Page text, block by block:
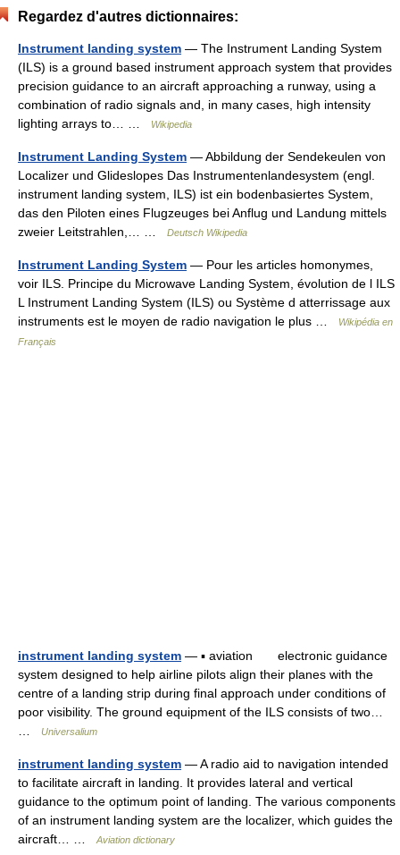
Regardez d'autres dictionnaires:
Instrument landing system — The Instrument Landing System
(ILS) is a ground based instrument approach system that provides
precision guidance to an aircraft approaching a runway, using a
combination of radio signals and, in many cases, high intensity
lighting arrays to… …
Wikipedia
Instrument Landing System — Abbildung der Sendekeulen von
Localizer und Glideslopes Das Instrumentenlandesystem (engl.
instrument landing system, ILS) ist ein bodenbasiertes System,
das den Piloten eines Flugzeuges bei Anflug und Landung mittels
zweier Leitstrahlen,… …
Deutsch Wikipedia
Instrument Landing System — Pour les articles homonymes,
voir ILS. Principe du Microwave Landing System, évolution de l ILS
L Instrument Landing System (ILS) ou Système d atterrissage aux
instruments est le moyen de radio navigation le plus …
Wikipédia en
Français
instrument landing system — ▪ aviation electronic guidance
system designed to help airline pilots align their planes with the
centre of a landing strip during final approach under conditions of
poor visibility. The ground equipment of the ILS consists of two…
Universalium
instrument landing system — A radio aid to navigation intended
to facilitate aircraft in landing. It provides lateral and vertical
guidance to the optimum point of landing. The various components
of an instrument landing system are the localizer, which guides the
aircraft… …
Aviation dictionary